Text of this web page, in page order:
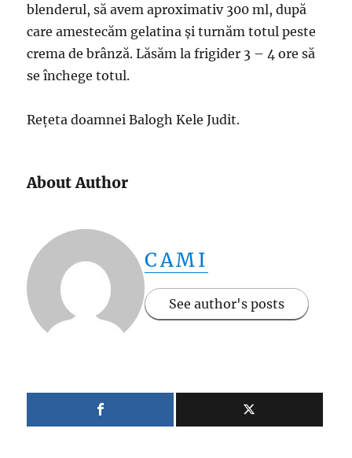
blenderul, să avem aproximativ 300 ml, după
care amestecăm gelatina și turnăm totul peste
crema de brânză. Lăsăm la frigider 3 – 4 ore să
se închege totul.
Rețeta doamnei Balogh Kele Judit.
About Author
CAMI
See author's posts